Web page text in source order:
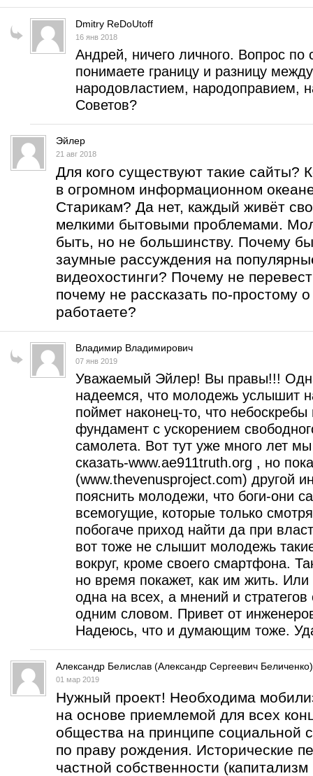
Dmitry ReDoUtoff
16 янв 2018
Андрей, ничего личного. Вопрос по
понимаете границу и разницу
народовластием, народоправием,
Советов?
Эйлер
21 авг 2018
Для кого существуют такие сайты?
в огромном информационном
Старикам? Да нет, каждый живёт
мелкими бытовыми проблемами.
быть, но не большинству. Почему
заумные рассуждения на
видеохостинги? Почему не
почему не рассказать по-простому
работаете?
Владимир Владимирович
07 янв 2019
Уважаемый Эйлер! Вы правы!!!
надеемся, что молодежь услышит
поймет наконец-то, что
фундамент с ускорением
самолета. Вот тут уже много лет
сказать-www.ae911truth.org , но
(www.thevenusproject.com) другой
пояснить молодежи, что боги-они
всемогущие, которые только
побогаче приход найти да при
вот тоже не слышит молодежь
вокруг, кроме своего смартфона.
но время покажет, как им жить.
одна на всех, а мнений и стратегов
одним словом. Привет от
Надеюсь, что и думающим тоже.
Александр Белислав (Александр Сергеевич Беличенко)
01 мар 2019
Нужный проект! Необходима
на основе приемлемой для всех
общества на принципе социальной
по праву рождения. Исторические
частной собственности